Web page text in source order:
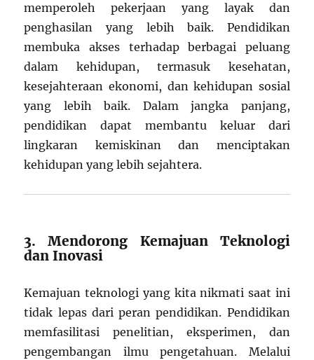
memperoleh pekerjaan yang layak dan
penghasilan yang lebih baik. Pendidikan
membuka akses terhadap berbagai peluang
dalam kehidupan, termasuk kesehatan,
kesejahteraan ekonomi, dan kehidupan sosial
yang lebih baik. Dalam jangka panjang,
pendidikan dapat membantu keluar dari
lingkaran kemiskinan dan menciptakan
kehidupan yang lebih sejahtera.
3. Mendorong Kemajuan Teknologi
dan Inovasi
Kemajuan teknologi yang kita nikmati saat ini
tidak lepas dari peran pendidikan. Pendidikan
memfasilitasi penelitian, eksperimen, dan
pengembangan ilmu pengetahuan. Melalui